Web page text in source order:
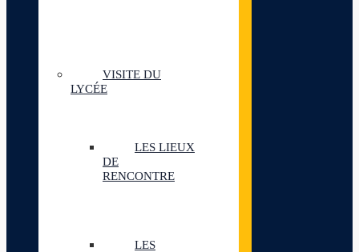
VISITE DU
LYCÉE
LES LIEUX
DE
RENCONTRE
LES